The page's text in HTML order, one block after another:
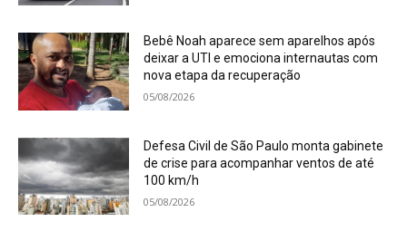
Bebê Noah aparece sem aparelhos após
deixar a UTI e emociona internautas com
nova etapa da recuperação
05/08/2026
Defesa Civil de São Paulo monta gabinete
de crise para acompanhar ventos de até
100 km/h
05/08/2026